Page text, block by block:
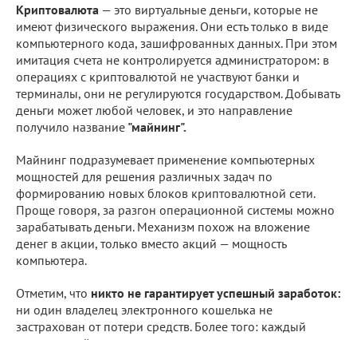
Криптовалюта — это виртуальные деньги, которые не
имеют физического выражения. Они есть только в виде
компьютерного кода, зашифрованных данных. При этом
имитация счета не контролируется администратором: в
операциях с криптовалютой не участвуют банки и
терминалы, они не регулируются государством. Добывать
деньги может любой человек, и это направление
получило название "майнинг".
Майнинг подразумевает применение компьютерных
мощностей для решения различных задач по
формированию новых блоков криптовалютной сети.
Проще говоря, за разгон операционной системы можно
зарабатывать деньги. Механизм похож на вложение
денег в акции, только вместо акций — мощность
компьютера.
Отметим, что никто не гарантирует успешный заработок:
ни один владелец электронного кошелька не
застрахован от потери средств. Более того: каждый